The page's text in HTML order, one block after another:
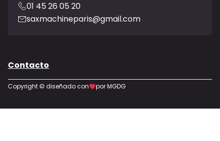
01 45 26 05 20
saxmachineparis@gmail.com
Contacto
Copyright © diseñado con por MGDG